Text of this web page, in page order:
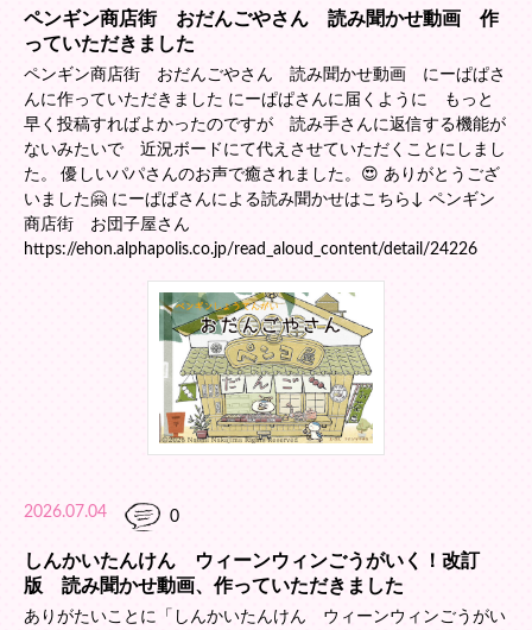
ペンギン商店街 おだんごやさん 読み聞かせ動画 作
っていただきました
ペンギン商店街 おだんごやさん 読み聞かせ動画 にーぱぱさ
んに作っていただきました にーぱぱさんに届くように もっと
早く投稿すればよかったのですが 読み手さんに返信する機能が
ないみたいで 近況ボードにて代えさせていただくことにしまし
た。 優しいパパさんのお声で癒されました。😍 ありがとうござ
いました🤗 にーぱぱさんによる読み聞かせはこちら↓ ペンギン
商店街 お団子屋さん
https://ehon.alphapolis.co.jp/read_aloud_content/detail/24226
2026.07.04 0
しんかいたんけん ウィーンウィンごうがいく！改訂
版 読み聞かせ動画、作っていただきました
ありがたいことに「しんかいたんけん ウィーンウィンごうがい